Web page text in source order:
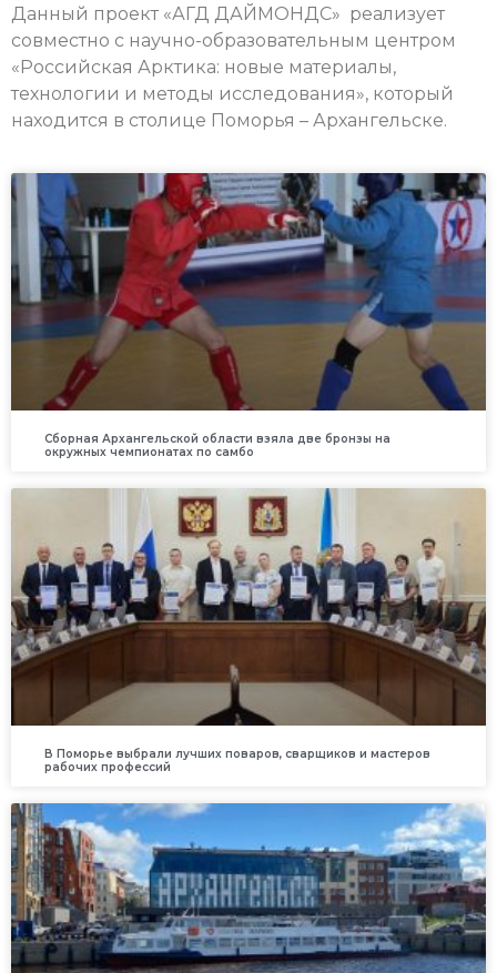
Данный проект «АГД ДАЙМОНДС» реализует
совместно с научно-образовательным центром
«Российская Арктика: новые материалы,
технологии и методы исследования», который
находится в столице Поморья – Архангельске.
Сборная Архангельской области взяла две бронзы на
окружных чемпионатах по самбо
В Поморье выбрали лучших поваров, сварщиков и мастеров
рабочих профессий